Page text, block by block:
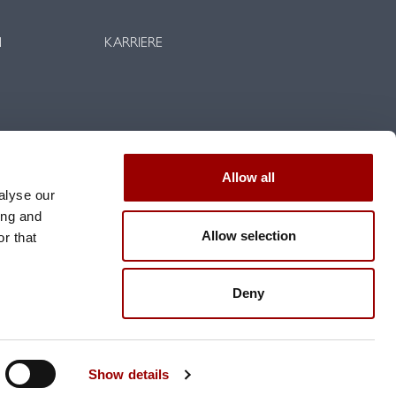
our
and
that
Show details
Allow all
Allow selection
Deny
KARRIERE
Nutzungsbedingungen